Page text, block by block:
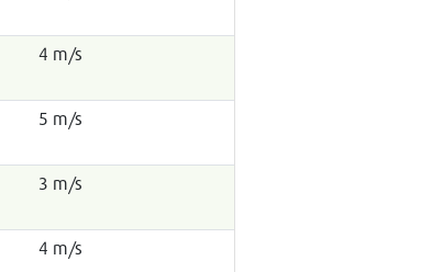
4 m/s
5 m/s
3 m/s
4 m/s